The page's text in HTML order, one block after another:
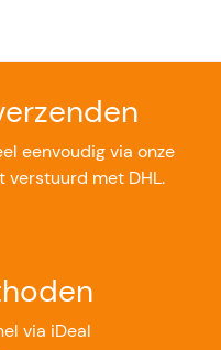
eenvoudig via onze
verstuurd met DHL.
via iDeal